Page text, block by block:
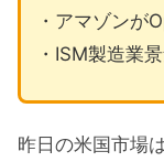
・アマゾンが
・ISM製造業
昨日の米国市場